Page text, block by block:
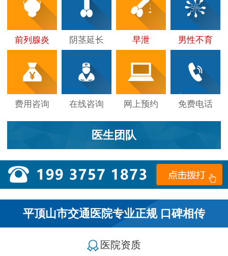
前列腺炎 阴茎延长 早泄 男性不育
费用咨询 在线咨询 网上预约 免费电话
医生团队
平顶山市交通医院专业正规 口碑相传
医院资质